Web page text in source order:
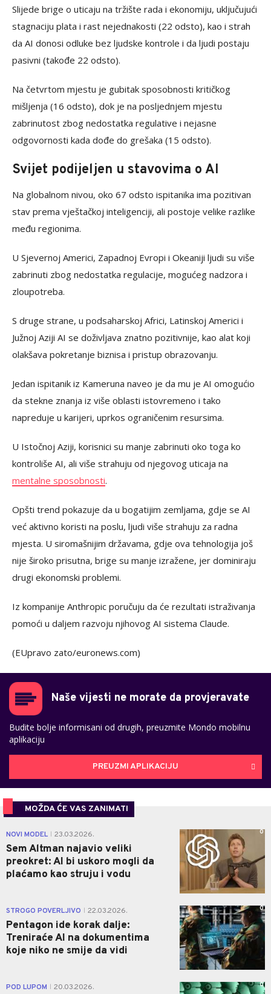
Slijede brige o uticaju na tržište rada i ekonomiju, uključujući
stagnaciju plata i rast nejednakosti (22 odsto), kao i strah
da AI donosi odluke bez ljudske kontrole i da ljudi postaju
pasivni (takođe 22 odsto).
Na četvrtom mjestu je gubitak sposobnosti kritičkog
mišljenja (16 odsto), dok je na posljednjem mjestu
zabrinutost zbog nedostatka regulative i nejasne
odgovornosti kada dođe do grešaka (15 odsto).
Svijet podijeljen u stavovima o AI
Na globalnom nivou, oko 67 odsto ispitanika ima pozitivan
stav prema vještačkoj inteligenciji, ali postoje velike razlike
među regionima.
U Sjevernoj Americi, Zapadnoj Evropi i Okeaniji ljudi su više
zabrinuti zbog nedostatka regulacije, mogućeg nadzora i
zloupotreba.
S druge strane, u podsaharskoj Africi, Latinskoj Americi i
Južnoj Aziji AI se doživljava znatno pozitivnije, kao alat koji
olakšava pokretanje biznisa i pristup obrazovanju.
Jedan ispitanik iz Kameruna naveo je da mu je AI omogućio
da stekne znanja iz više oblasti istovremeno i tako
napreduje u karijeri, uprkos ograničenim resursima.
U Istočnoj Aziji, korisnici su manje zabrinuti oko toga ko
kontroliše AI, ali više strahuju od njegovog uticaja na
mentalne sposobnosti.
Opšti trend pokazuje da u bogatijim zemljama, gdje se AI
već aktivno koristi na poslu, ljudi više strahuju za radna
mjesta. U siromašnijim državama, gdje ova tehnologija još
nije široko prisutna, brige su manje izražene, jer dominiraju
drugi ekonomski problemi.
Iz kompanije Anthropic poručuju da će rezultati istraživanja
pomoći u daljem razvoju njihovog AI sistema Claude.
(EUpravo zato/euronews.com)
Naše vijesti ne morate da provjeravate
Budite bolje informisani od drugih, preuzmite Mondo mobilnu
aplikaciju
PREUZMI APLIKACIJU
MOŽDA ĆE VAS ZANIMATI
NOVI MODEL 23.03.2026.
Sem Altman najavio veliki
preokret: AI bi uskoro mogli da
plaćamo kao struju i vodu
0
STROGO POVERLJIVO 22.03.2026.
Pentagon ide korak dalje:
Treniraće AI na dokumentima
koje niko ne smije da vidi
0
POD LUPOM 20.03.2026. 0